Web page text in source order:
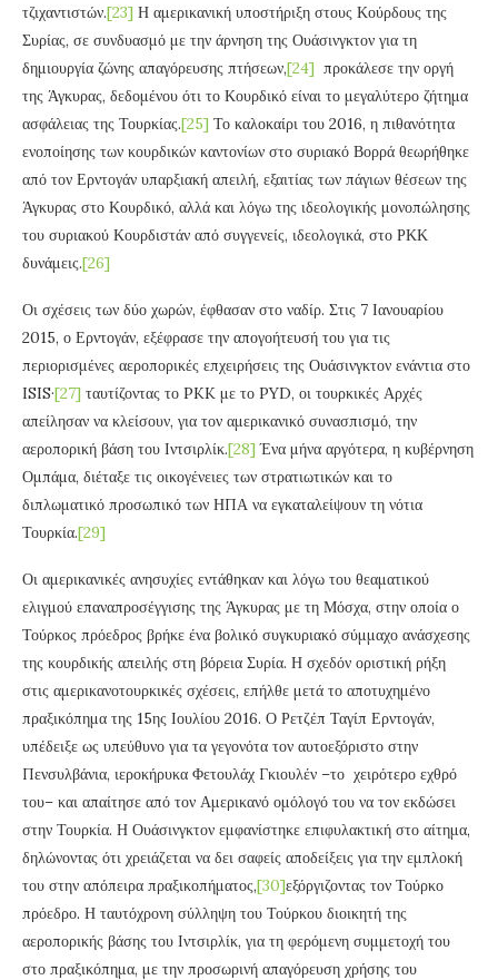
τζιχαντιστών.[23] Η αμερικανική υποστήριξη στους Κούρδους της
Συρίας, σε συνδυασμό με την άρνηση της Ουάσινγκτον για τη
δημιουργία ζώνης απαγόρευσης πτήσεων,[24] προκάλεσε την οργή
της Άγκυρας, δεδομένου ότι το Κουρδικό είναι το μεγαλύτερο ζήτημα
ασφάλειας της Τουρκίας.[25] Το καλοκαίρι του 2016, η πιθανότητα
ενοποίησης των κουρδικών καντονίων στο συριακό Βορρά θεωρήθηκε
από τον Ερντογάν υπαρξιακή απειλή, εξαιτίας των πάγιων θέσεων της
Άγκυρας στο Κουρδικό, αλλά και λόγω της ιδεολογικής μονοπώλησης
του συριακού Κουρδιστάν από συγγενείς, ιδεολογικά, στο ΡΚΚ
δυνάμεις.[26]
Οι σχέσεις των δύο χωρών, έφθασαν στο ναδίρ. Στις 7 Ιανουαρίου
2015, ο Ερντογάν, εξέφρασε την απογοήτευσή του για τις
περιορισμένες αεροπορικές επχειρήσεις της Ουάσινγκτον ενάντια στο
ISIS·[27] ταυτίζοντας το PKK με το PYD, οι τουρκικές Αρχές
απείλησαν να κλείσουν, για τον αμερικανικό συνασπισμό, την
αεροπορική βάση του Ιντσιρλίκ.[28] Ένα μήνα αργότερα, η κυβέρνηση
Ομπάμα, διέταξε τις οικογένειες των στρατιωτικών και το
διπλωματικό προσωπικό των ΗΠΑ να εγκαταλείψουν τη νότια
Τουρκία.[29]
Οι αμερικανικές ανησυχίες εντάθηκαν και λόγω του θεαματικού
ελιγμού επαναπροσέγγισης της Άγκυρας με τη Μόσχα, στην οποία ο
Τούρκος πρόεδρος βρήκε ένα βολικό συγκυριακό σύμμαχο ανάσχεσης
της κουρδικής απειλής στη βόρεια Συρία. Η σχεδόν οριστική ρήξη
στις αμερικανοτουρκικές σχέσεις, επήλθε μετά το αποτυχημένο
πραξικόπημα της 15ης Ιουλίου 2016. Ο Ρετζέπ Ταγίπ Ερντογάν,
υπέδειξε ως υπεύθυνο για τα γεγονότα τον αυτοεξόριστο στην
Πενσυλβάνια, ιεροκήρυκα Φετουλάχ Γκιουλέν –το χειρότερο εχθρό
του– και απαίτησε από τον Αμερικανό ομόλογό του να τον εκδώσει
στην Τουρκία. Η Ουάσινγκτον εμφανίστηκε επιφυλακτική στο αίτημα,
δηλώνοντας ότι χρειάζεται να δει σαφείς αποδείξεις για την εμπλοκή
του στην απόπειρα πραξικοπήματος,[30]εξόργιζοντας τον Τούρκο
πρόεδρο. Η ταυτόχρονη σύλληψη του Τούρκου διοικητή της
αεροπορικής βάσης του Ιντσιρλίκ, για τη φερόμενη συμμετοχή του
στο πραξικόπημα, με την προσωρινή απαγόρευση χρήσης του